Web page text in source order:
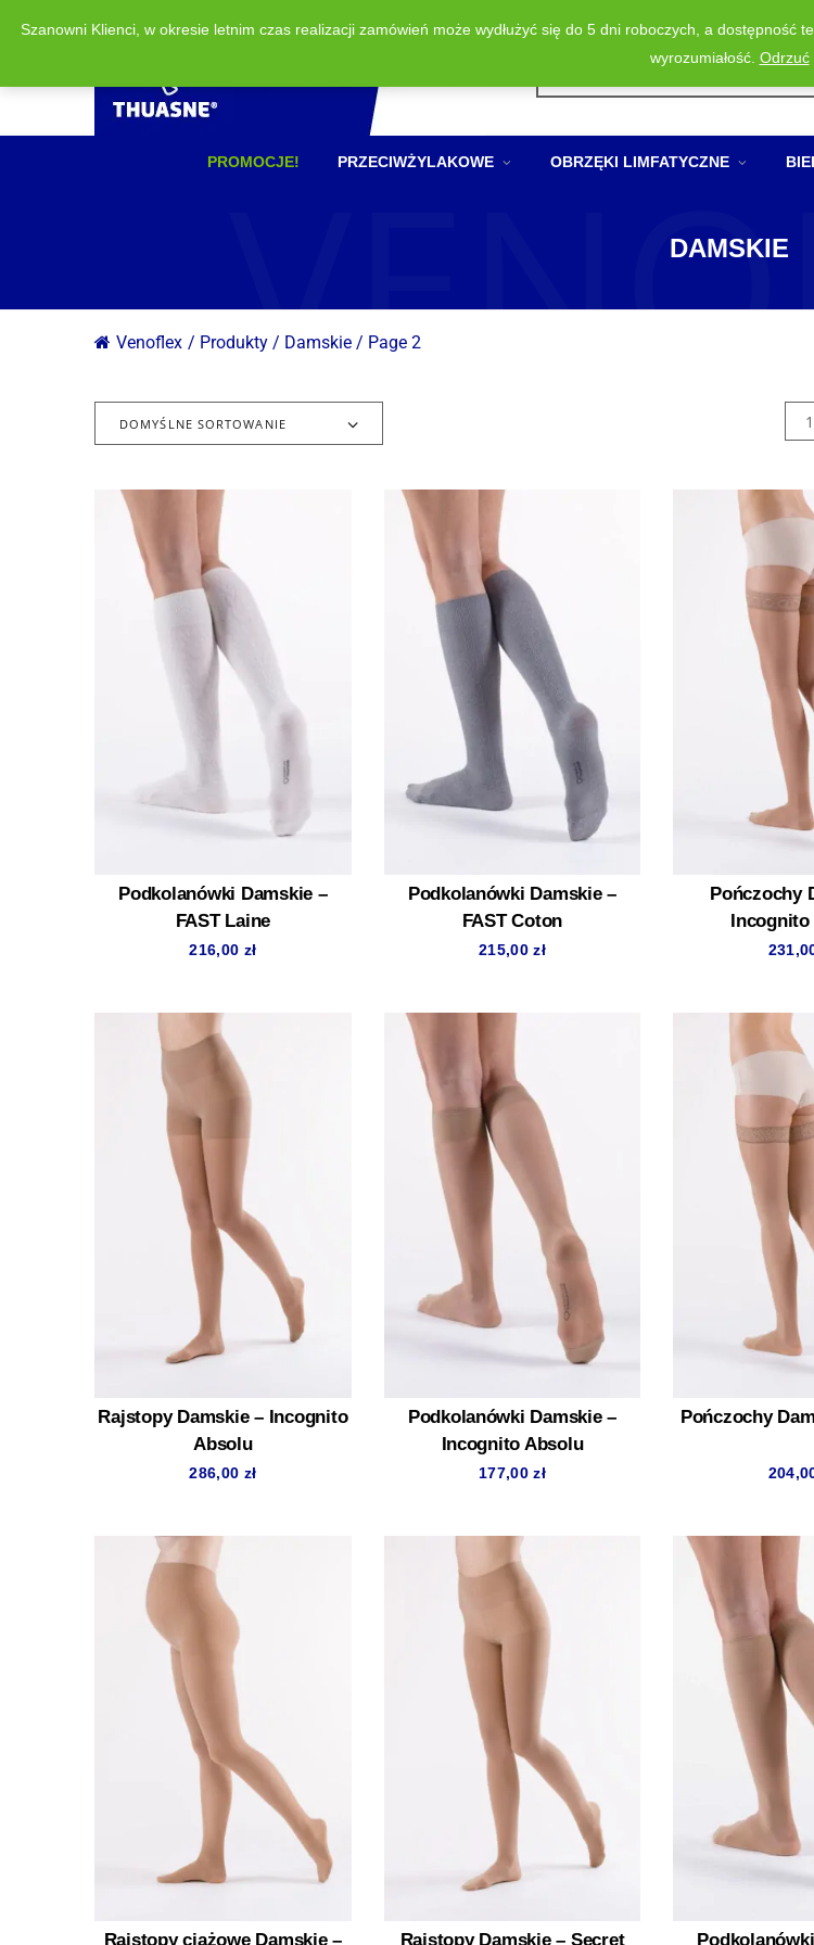
Wyszukiwarka
PROMOCJE! PRZECIWŻYLAKOWE OBRZĘKI LIMFATYCZNE
DAMSKIE
Venoflex / Produkty / Damskie / Page 2
DOMYŚLNE SORTOWANIE
Podkolanówki Damskie –
FAST Laine
216,00 zł
Podkolanówki Damskie –
FAST Coton
215,00zł
Pończochy
Incognito
Rajstopy Damskie – Incognito
Absolu
286,00 zł
Podkolanówki Damskie –
Incognito Absolu
177,00zł
Pończochy
Rajstopy ciążowe Damskie –
Rajstopy Damskie – Secret
Szanowni Klienci, w okresie letnim czas realizacji zamówień może wydłużyć się do 5 dni roboczych, a
wyrozumiałość. Odrzuć